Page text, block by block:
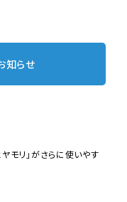
知らせ
モリ」がさらに使いやす